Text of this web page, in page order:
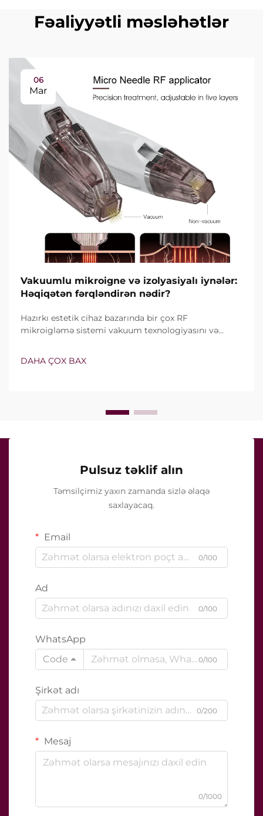
Fəaliyyətli məsləhətlər
06
Mar
Vakuumlu mikroigne və izolyasiyalı iynələr:
Həqiqətən fərqləndirən nədir?
Hazırkı estetik cihaz bazarında bir çox RF
mikroigləmə sistemi vakuum texnologiyasını və
deyil, onların klinik müalicə zamanı necə dəqiq işlədiyi
DAHA ÇOX BAX
Pulsuz təklif alın
Təmsilçimiz yaxın zamanda sizlə əlaqə
saxlayacaq.
Email
0/100
Ad
0/100
WhatsApp
Code
0/100
Şirkət adı
0/200
Mesaj
0/1000